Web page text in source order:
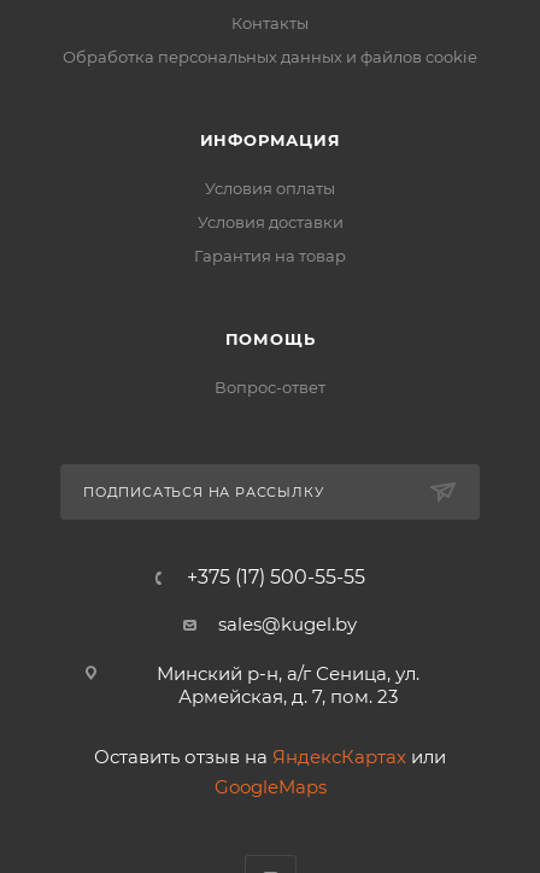
Контакты
Обработка персональных данных и файлов cookie
ИНФОРМАЦИЯ
Условия оплаты
Условия доставки
Гарантия на товар
ПОМОЩЬ
Вопрос-ответ
ПОДПИСАТЬСЯ НА РАССЫЛКУ
+375 (17) 500-55-55
sales@kugel.by
Минский р-н, а/г Сеница, ул.
Армейская, д. 7, пом. 23
Оставить отзыв на ЯндексКартах или
GoogleMaps